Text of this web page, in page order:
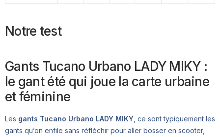
Notre test
Gants Tucano Urbano LADY MIKY :
le gant été qui joue la carte urbaine
et féminine
Les gants Tucano Urbano LADY MIKY , ce sont typiquement les
gants qu’on enfile sans réfléchir pour aller bosser en scooter,